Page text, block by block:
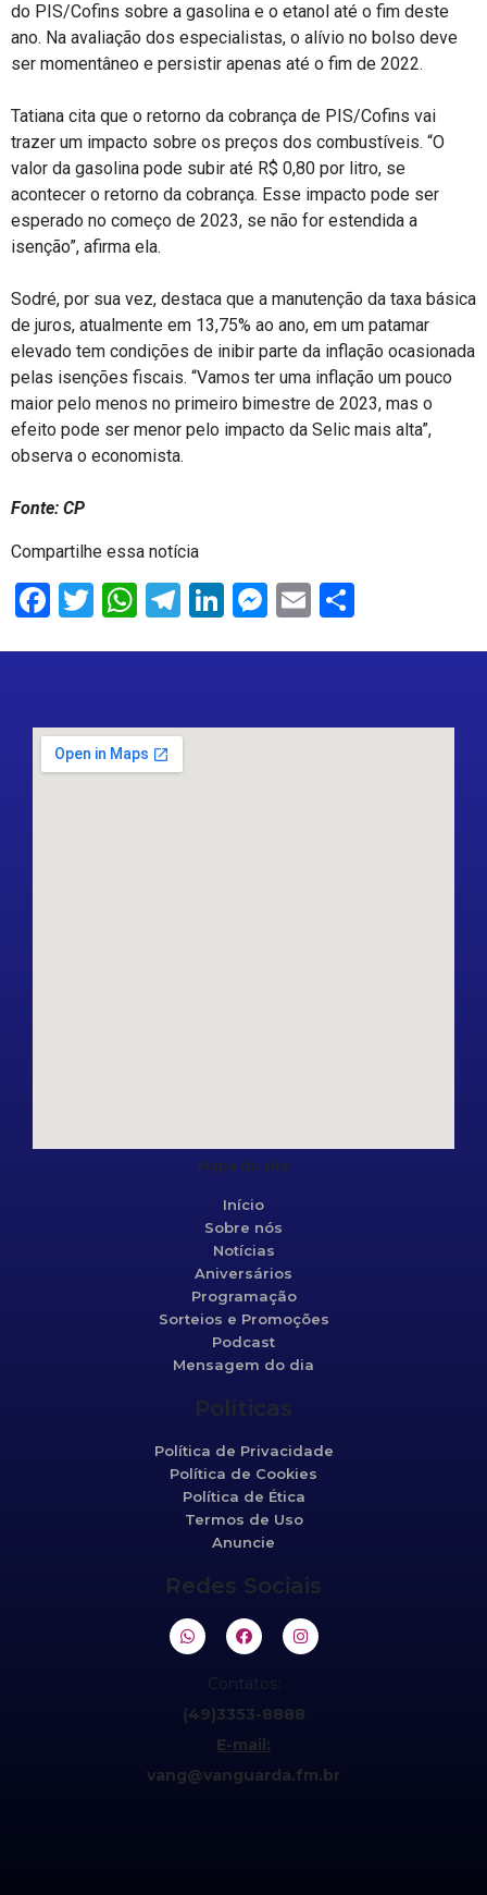
do PIS/Cofins sobre a gasolina e o etanol até o fim deste
ano. Na avaliação dos especialistas, o alívio no bolso deve
ser momentâneo e persistir apenas até o fim de 2022.
Tatiana cita que o retorno da cobrança de PIS/Cofins vai
trazer um impacto sobre os preços dos combustíveis. “O
valor da gasolina pode subir até R$ 0,80 por litro, se
acontecer o retorno da cobrança. Esse impacto pode ser
esperado no começo de 2023, se não for estendida a
isenção”, afirma ela.
Sodré, por sua vez, destaca que a manutenção da taxa básica
de juros, atualmente em 13,75% ao ano, em um patamar
elevado tem condições de inibir parte da inflação ocasionada
pelas isenções fiscais. “Vamos ter uma inflação um pouco
maior pelo menos no primeiro bimestre de 2023, mas o
efeito pode ser menor pelo impacto da Selic mais alta”,
observa o economista.
Fonte: CP
Compartilhe essa notícia
Facebook
Twitter
WhatsApp
Telegram
LinkedIn
Messenger
Email
Mapa do site
Início
Sobre nós
Notícias
Aniversários
Programação
Sorteios e Promoções
Podcast
Mensagem do dia
Políticas
Política de Privacidade
Política de Cookies
Política de Ética
Termos de Uso
Anuncie
Redes Sociais
Contatos:
(49)3353-8888
E-mail:
vang@vanguarda.fm.br